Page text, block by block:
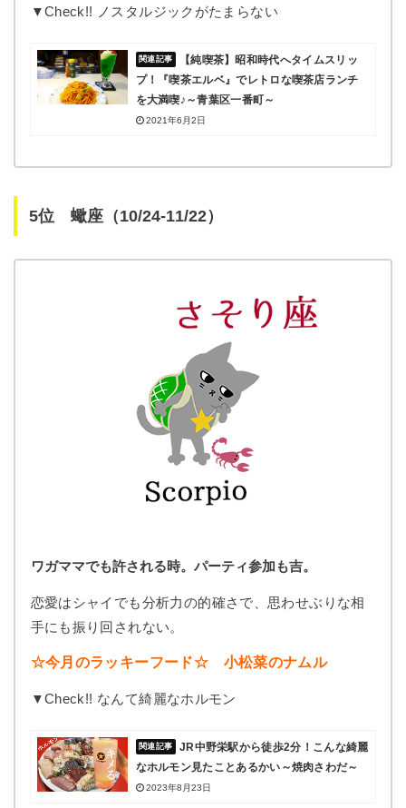
▼Check!! ノスタルジックがたまらない
【純喫茶】昭和時代へタイムスリッ
プ！『喫茶エルベ』でレトロな喫茶店ランチ
を大満喫♪～青葉区一番町～
2021年6月2日
5位 蠍座（10/24-11/22）
ワガママでも許される時。パーティ参加も吉。
恋愛はシャイでも分析力の的確さで、思わせぶりな相
手にも振り回されない。
☆今月のラッキーフード☆ 小松菜のナムル
▼Check!! なんて綺麗なホルモン
JR中野栄駅から徒歩2分！こんな綺麗
なホルモン見たことあるかい～焼肉さわだ～
2023年8月23日